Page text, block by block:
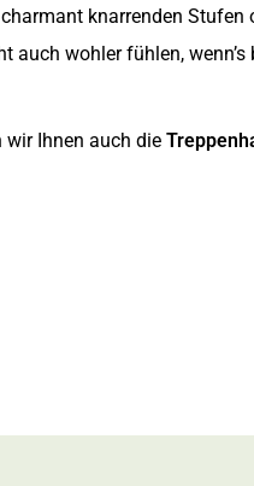
knarrenden
wohler fühlen,
Ihnen auch die